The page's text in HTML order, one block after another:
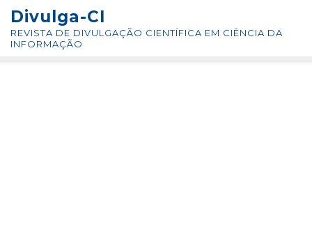
conteúdo
Skip
to
content
Divulga-CI
REVISTA DE DIVULGAÇÃO CIENTÍFICA EM CIÊNCIA DA
INFORMAÇÃO